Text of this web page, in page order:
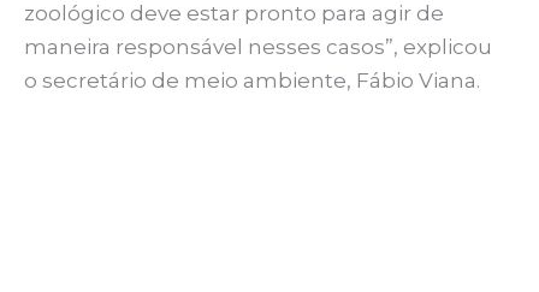
zoológico deve estar pronto para agir de
maneira responsável nesses casos”, explicou
o secretário de meio ambiente, Fábio Viana.